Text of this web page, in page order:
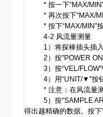
* 按一下“MAX/MIN"
* 再次按下“MAX/
* 按下“MAX/MIN"按
4-2 风流量测量
1）将探棒插头插入
2）按"POWER ON/
3）按“VEL/FLOW"
4）用“UNIT/▼"按钮
* 注意：在风流量测
5）按“SAMPLE
得出越精确的数据。按